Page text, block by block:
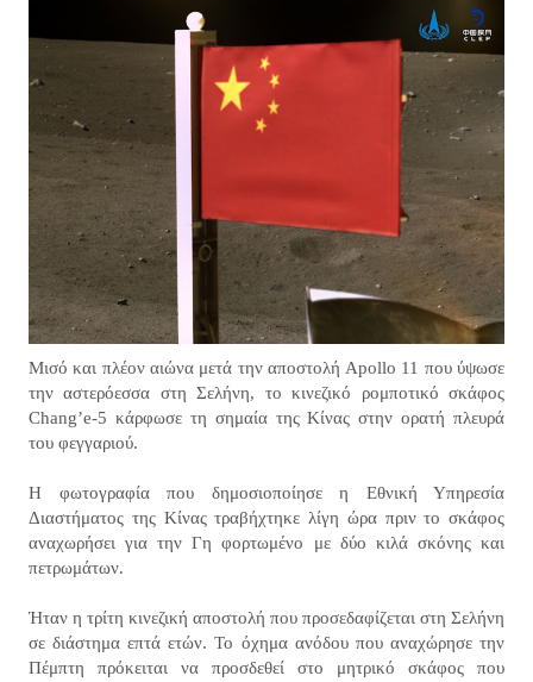
Μισό και πλέον αιώνα μετά την αποστολή Apollo 11 που ύψωσε
την αστερόεσσα στη Σελήνη, το κινεζικό ρομποτικό σκάφος
Chang’e-5 κάρφωσε τη σημαία της Κίνας στην ορατή πλευρά
του φεγγαριού.
Η φωτογραφία που δημοσιοποίησε η Εθνική Υπηρεσία
Διαστήματος της Κίνας τραβήχτηκε λίγη ώρα πριν το σκάφος
αναχωρήσει για την Γη φορτωμένο με δύο κιλά σκόνης και
πετρωμάτων.
Ήταν η τρίτη κινεζική αποστολή που προσεδαφίζεται στη Σελήνη
σε διάστημα επτά ετών. Το όχημα ανόδου που αναχώρησε την
Πέμπτη πρόκειται να προσδεθεί στο μητρικό σκάφος που